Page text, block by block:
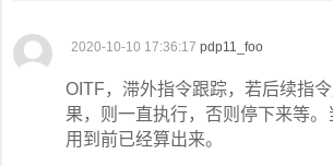
2020-10-10 17:36:17 pdp11_foo
OITF，滞外指令跟踪，若后续指
果，则一直执行，否则停下来等
用到前已经算出来。